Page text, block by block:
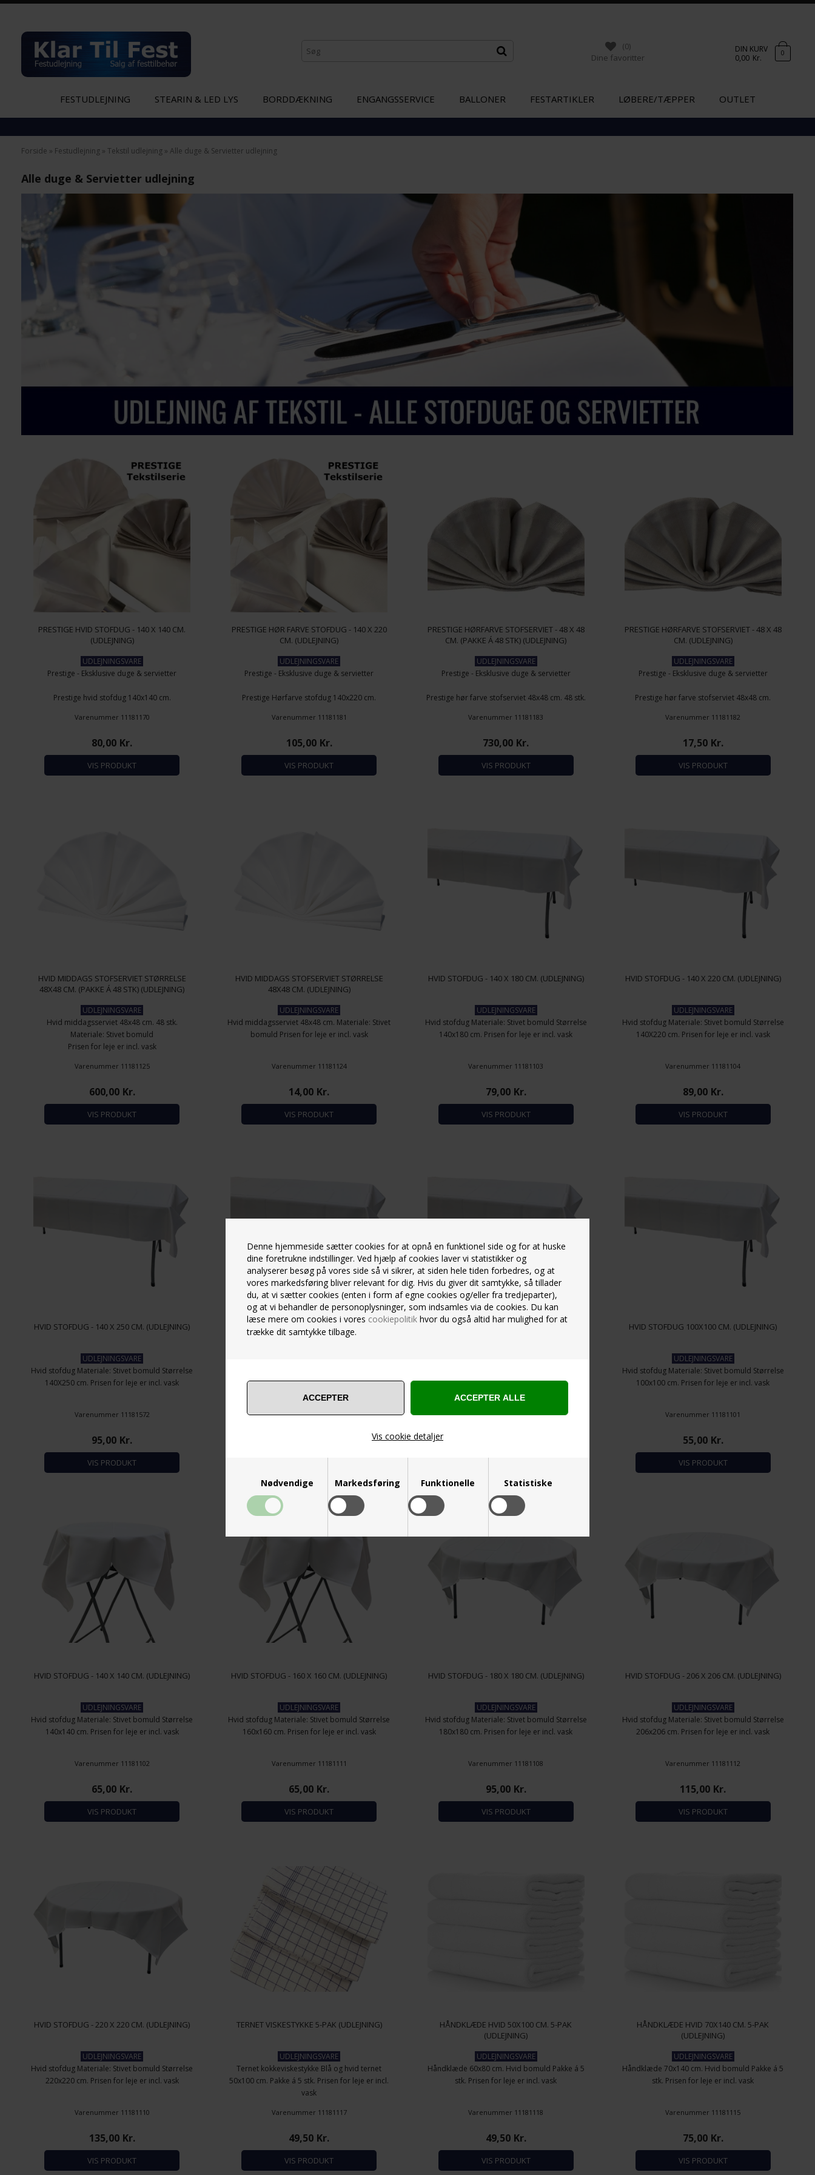
Denne hjemmeside sætter cookies for at opnå en funktionel side og for at huske
dine foretrukne indstillinger. Ved hjælp af cookies laver vi statistikker og
analyserer besøg på vores side så vi sikrer, at siden hele tiden forbedres, og at
vores markedsføring bliver relevant for dig. Hvis du giver dit samtykke, så tillader
du, at vi sætter cookies (enten i form af egne cookies og/eller fra tredjeparter),
og at vi behandler de personoplysninger, som indsamles via de cookies. Du kan
læse mere om cookies i vores cookiepolitik hvor du også altid har mulighed for at
trække dit samtykke tilbage.
Vis cookie detaljer
Nødvendige Markedsføring Funktionelle Statistiske
(0)
Dine favoritter
DIN KURV
0,00 Kr. 0
FESTUDLEJNING STEARIN & LED LYS BORDDÆKNING ENGANGSSERVICE BALLONER FESTARTIKLER LØBERE/TÆPPER OUTLET
Forside » Festudlejning »Tekstil udlejning »Alle duge & Servietter udlejning
Alle duge & Servietter udlejning
PRESTIGE HVID STOFDUG - 140 X 140 CM.
(UDLEJNING)
UDLEJNINGSVARE
Prestige - Eksklusive duge & servietter
Prestige hvid stofdug 140x140 cm.
Prisen for leje er incl. vask
Varenummer 11181170
80,00 Kr.
VIS PRODUKT
PRESTIGE HØR FARVE STOFDUG - 140 X 220
CM. (UDLEJNING)
UDLEJNINGSVARE
Prestige - Eksklusive duge & servietter
Prestige Hørfarve stofdug 140x220 cm.
Prisen for leje er incl. vask
Varenummer 11181181
105,00 Kr.
VIS PRODUKT
PRESTIGE HØRFARVE STOFSERVIET - 48 X 48
CM. (PAKKE Á 48 STK) (UDLEJNING)
UDLEJNINGSVARE
Prestige - Eksklusive duge & servietter
Prestige hør farve stofserviet 48x48 cm. 48 stk.
Prisen for leje er incl. vask
Varenummer 11181183
730,00 Kr.
VIS PRODUKT
PRESTIGE HØRFARVE STOFSERVIET - 48 X 48
CM. (UDLEJNING)
UDLEJNINGSVARE
Prestige - Eksklusive duge & servietter
Prestige hør farve stofserviet 48x48 cm.
Prisen for leje er incl. vask
Varenummer 11181182
17,50 Kr.
VIS PRODUKT
HVID MIDDAGS STOFSERVIET STØRRELSE
48X48 CM. (PAKKE Á 48 STK) (UDLEJNING)
UDLEJNINGSVARE
Hvid middagsserviet 48x48 cm. 48 stk.
Materiale: Stivet bomuld
Prisen for leje er incl. vask
Varenummer 11181125
600,00 Kr.
VIS PRODUKT
HVID MIDDAGS STOFSERVIET STØRRELSE
48X48 CM. (UDLEJNING)
UDLEJNINGSVARE
Hvid middagsserviet 48x48 cm. Materiale: Stivet
bomuld Prisen for leje er incl. vask
Varenummer 11181124
14,00 Kr.
VIS PRODUKT
HVID STOFDUG - 140 X 180 CM. (UDLEJNING)
UDLEJNINGSVARE
Hvid stofdug Materiale: Stivet bomuld Størrelse
140x180 cm. Prisen for leje er incl. vask
Varenummer 11181103
79,00 Kr.
VIS PRODUKT
HVID STOFDUG - 140 X 220 CM. (UDLEJNING)
UDLEJNINGSVARE
Hvid stofdug Materiale: Stivet bomuld Størrelse
140X220 cm. Prisen for leje er incl. vask
Varenummer 11181104
89,00 Kr.
VIS PRODUKT
HVID STOFDUG - 140 X 250 CM. (UDLEJNING)
UDLEJNINGSVARE
Hvid stofdug Materiale: Stivet bomuld Størrelse
140X250 cm. Prisen for leje er incl. vask
Varenummer 11181572
95,00 Kr.
VIS PRODUKT
HVID STOFDUG - 140 X 300 CM. (UDLEJNING)
140X300 cm. Prisen for leje er incl. vask
Varenummer 11181105
HVID STOFDUG - 180 X 250 (UDLEJNING)
180x250 cm. Prisen for leje er incl. vask
Varenummer 11181109
HVID STOFDUG 100X100 CM. (UDLEJNING)
UDLEJNINGSVARE
Hvid stofdug Materiale: Stivet bomuld Størrelse
100x100 cm. Prisen for leje er incl. vask
Varenummer 11181101
55,00 Kr.
VIS PRODUKT
HVID STOFDUG - 140 X 140 CM. (UDLEJNING)
UDLEJNINGSVARE
Hvid stofdug Materiale: Stivet bomuld Størrelse
140x140 cm. Prisen for leje er incl. vask
Varenummer 11181102
65,00 Kr.
VIS PRODUKT
HVID STOFDUG - 160 X 160 CM. (UDLEJNING)
UDLEJNINGSVARE
Hvid stofdug Materiale: Stivet bomuld Størrelse
160x160 cm. Prisen for leje er incl. vask
Varenummer 11181111
65,00 Kr.
VIS PRODUKT
HVID STOFDUG - 180 X 180 CM. (UDLEJNING)
UDLEJNINGSVARE
Hvid stofdug Materiale: Stivet bomuld Størrelse
180x180 cm. Prisen for leje er incl. vask
Varenummer 11181108
95,00 Kr.
VIS PRODUKT
HVID STOFDUG - 206 X 206 CM. (UDLEJNING)
UDLEJNINGSVARE
Hvid stofdug Materiale: Stivet bomuld Størrelse
206x206 cm. Prisen for leje er incl. vask
Varenummer 11181112
115,00 Kr.
VIS PRODUKT
HVID STOFDUG - 220 X 220 CM. (UDLEJNING)
UDLEJNINGSVARE
Hvid stofdug Materiale: Stivet bomuld Størrelse
220x220 cm. Prisen for leje er incl. vask
Varenummer 11181110
135,00 Kr.
VIS PRODUKT
TERNET VISKESTYKKE 5-PAK (UDLEJNING)
UDLEJNINGSVARE
Ternet kokkeviskestykke Blå og hvid ternet
50x100 cm. Pakke á 5 stk. Prisen for leje er incl.
vask
Varenummer 11181117
49,50 Kr.
VIS PRODUKT
HÅNDKLÆDE HVID 50X100 CM. 5-PAK
(UDLEJNING)
UDLEJNINGSVARE
Håndklæde 60x80 cm. Hvid bomuld Pakke á 5
stk. Prisen for leje er incl. vask
Varenummer 11181118
49,50 Kr.
VIS PRODUKT
HÅNDKLÆDE HVID 70X140 CM. 5-PAK
(UDLEJNING)
UDLEJNINGSVARE
Håndklæde 70x140 cm. Hvid bomuld Pakke á 5
stk. Prisen for leje er incl. vask
Varenummer 11181115
75,00 Kr.
VIS PRODUKT